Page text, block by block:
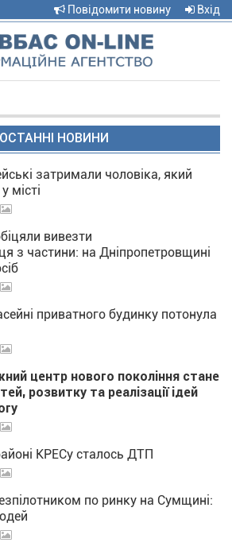
Повідомити новину Вхід
navigation
ОСТАННІ НОВИНИ
затримали чоловіка, який
місті
вивезти
з частини: на Дніпропетровщині
приватного будинку потонула
центр нового покоління стане
розвитку та реалізації ідей
КРЕСу сталось ДТП
по ринку на Сумщині: